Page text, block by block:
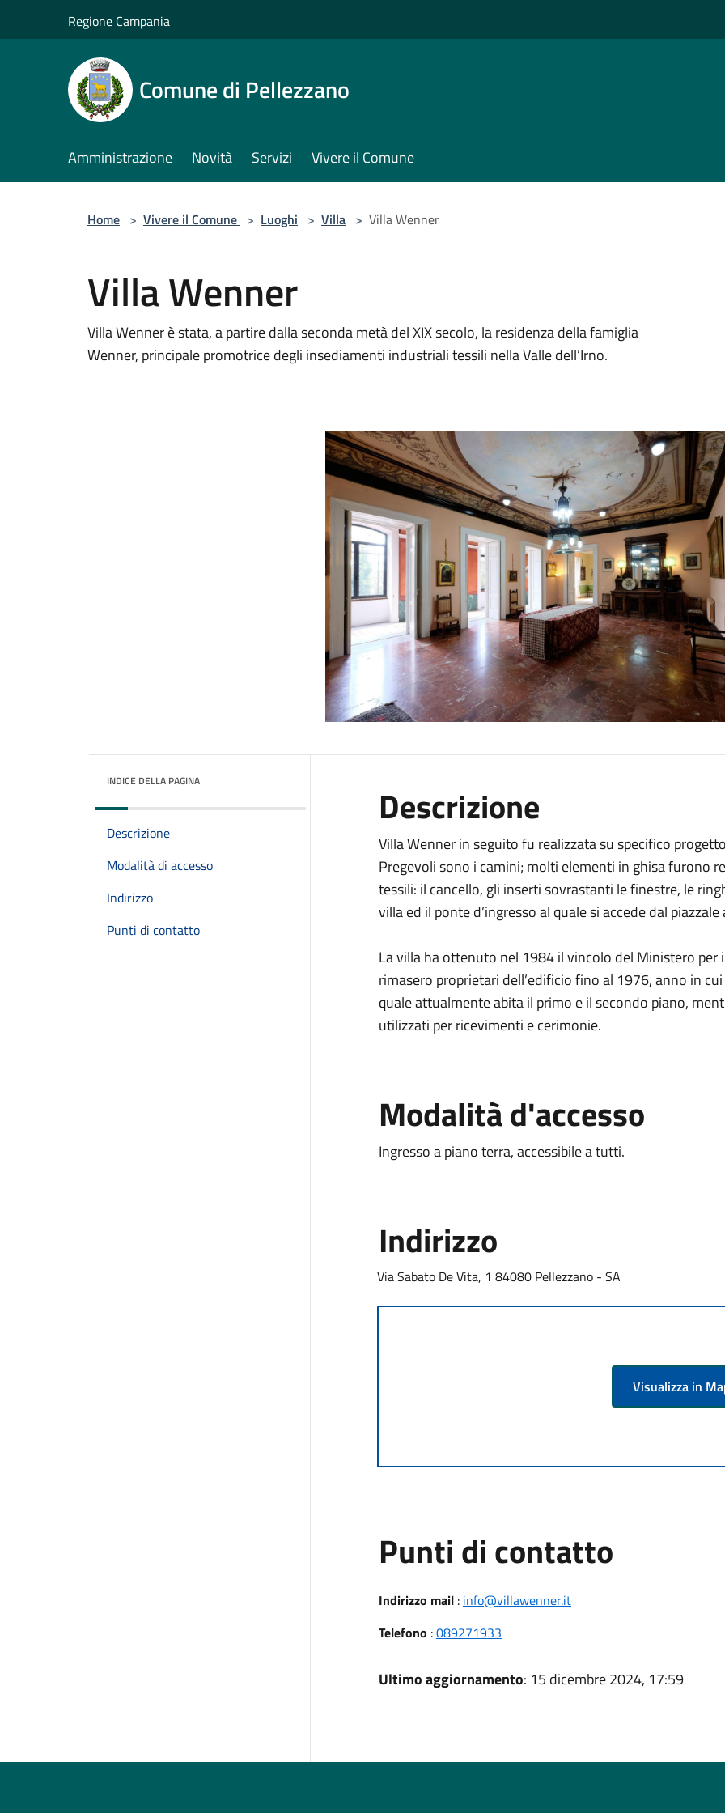
Regione Campania
Comune di Pellezzano
Amministrazione Novità Servizi Vivere il Comune
Home > Vivere il Comune > Luoghi > Villa > Villa Wenner
Villa Wenner
Villa Wenner è stata, a partire dalla seconda metà del XIX secolo, la residenza della famiglia
Wenner, principale promotrice degli insediamenti industriali tessili nella Valle dell’Irno.
INDICE DELLA PAGINA
Descrizione
Modalità di accesso
Indirizzo
Punti di contatto
Descrizione
Villa Wenner in seguito fu realizzata su specifico
Pregevoli sono i camini; molti elementi in ghisa furono
tessili: il cancello, gli inserti sovrastanti le finestre, le
villa ed il ponte d’ingresso al quale si accede dal
La villa ha ottenuto nel 1984 il vincolo del Ministero per
rimasero proprietari dell’edificio fino al 1976, anno in
quale attualmente abita il primo e il secondo piano,
utilizzati per ricevimenti e cerimonie.
Modalità d'accesso
Ingresso a piano terra, accessibile a tutti.
Indirizzo
Via Sabato De Vita, 1 84080 Pellezzano - SA
Visualizza in
Punti di contatto
Indirizzo mail: info@villawenner.it
Telefono :089271933
Ultimo aggiornamento: 15 dicembre 2024, 17:59